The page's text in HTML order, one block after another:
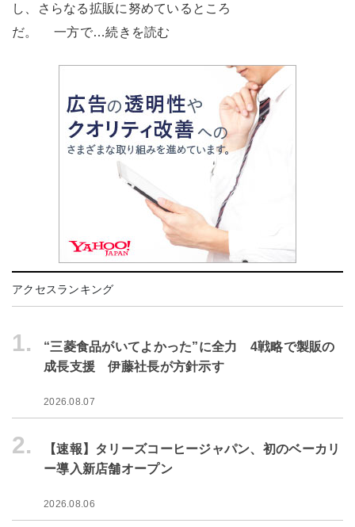
し、さらなる拡販に努めているところ
だ。 一方で…続きを読む
アクセスランキング
1.
“三菱食品がいてよかった”に全力 4戦略で製販の
成長支援 伊藤社長が方針示す
2026.08.07
2.
【速報】タリーズコーヒージャパン、初のベーカリ
ー導入新店舗オープン
2026.08.06